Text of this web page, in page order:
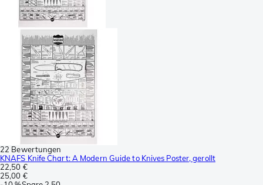
22 Bewertungen
KNAFS Knife Chart: A Modern Guide to Knives Poster, gerollt
22,50 €
25,00 €